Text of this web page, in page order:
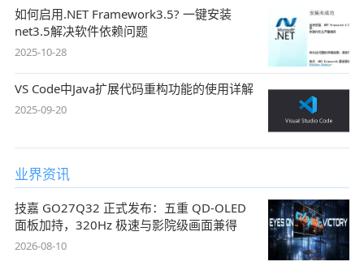
如何启用.NET Framework3.5? 一键安装
net3.5解决软件依赖问题
2025-10-28
VS Code中Java扩展代码重构功能的使用详解
2025-09-20
业界资讯
技嘉 GO27Q32 正式发布：五重 QD-OLED
面板加持，320Hz 极速与影院级画面兼得
2026-08-10